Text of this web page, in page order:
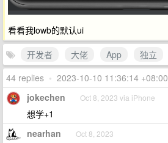
看看我lowb的默认ui
开发者
大佬 App
独立
44 replies • 2023-10-10 11:36:14 +08:00
jokechen Oct 8, 2023 via iPhone
想学+1
nearhan Oct 8, 2023